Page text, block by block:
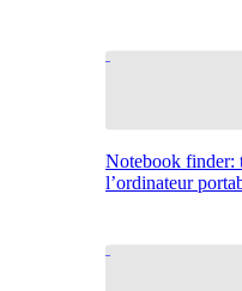
Notebook finder:
l’ordinateur